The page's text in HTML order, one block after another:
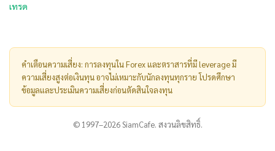
เทรด
คำเตือนความเสี่ยง: การลงทุนใน Forex และตราสารที่มี leverage มี
ความเสี่ยงสูงต่อเงินทุน อาจไม่เหมาะกับนักลงทุนทุกราย โปรดศึกษา
ข้อมูลและประเมินความเสี่ยงก่อนตัดสินใจลงทุน
© 1997–2026 SiamCafe. สงวนลิขสิทธิ์.